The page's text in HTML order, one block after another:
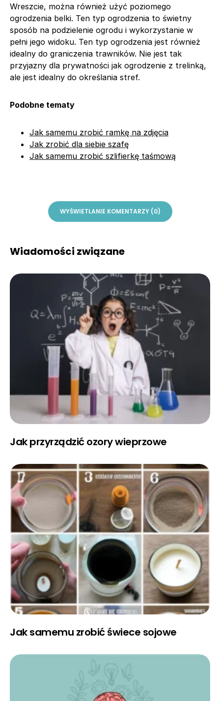
Wreszcie, można również użyć poziomego
ogrodzenia belki. Ten typ ogrodzenia to świetny
sposób na podzielenie ogrodu i wykorzystanie w
pełni jego widoku. Ten typ ogrodzenia jest również
idealny do graniczenia trawników. Nie jest tak
przyjazny dla prywatności jak ogrodzenie z trelinką,
ale jest idealny do określania stref.
Podobne tematy
Jak samemu zrobić ramkę na zdjęcia
Jak zrobić dla siebie szafę
Jak samemu zrobić szlifierkę taśmową
WYŚWIETLANIE KOMENTARZY (0)
Wiadomości związane
Jak przyrządzić ozory wieprzowe
Jak samemu zrobić świece sojowe